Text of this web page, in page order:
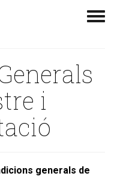
i
generals de